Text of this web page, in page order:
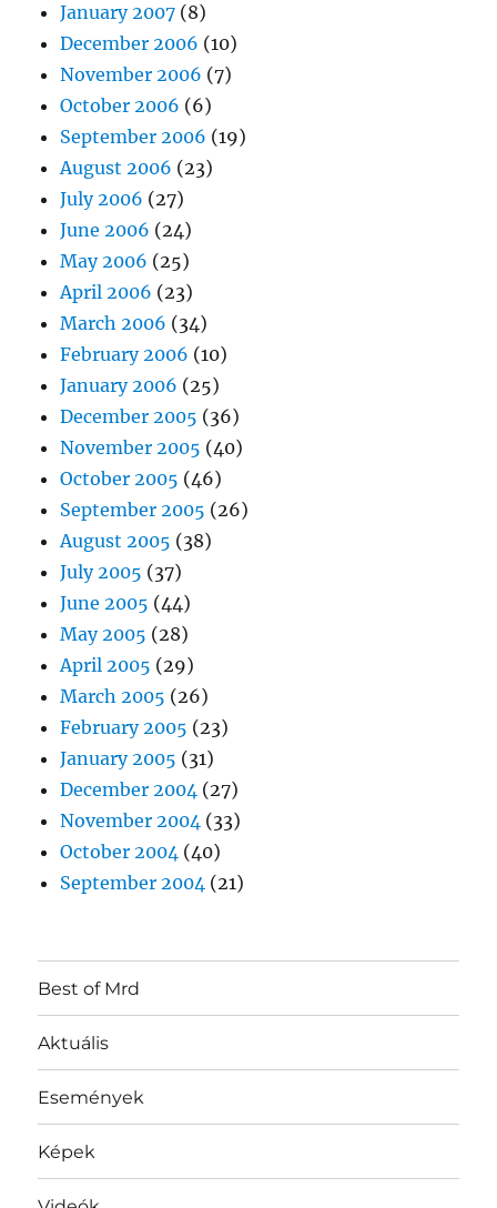
January 2007 (8)
December 2006 (10)
November 2006 (7)
October 2006 (6)
September 2006 (19)
August 2006 (23)
July 2006 (27)
June 2006 (24)
May 2006 (25)
April 2006 (23)
March 2006 (34)
February 2006 (10)
January 2006 (25)
December 2005 (36)
November 2005 (40)
October 2005 (46)
September 2005 (26)
August 2005 (38)
July 2005 (37)
June 2005 (44)
May 2005 (28)
April 2005 (29)
March 2005 (26)
February 2005 (23)
January 2005 (31)
December 2004 (27)
November 2004 (33)
October 2004 (40)
September 2004 (21)
Best of Mrd
Aktuális
Események
Képek